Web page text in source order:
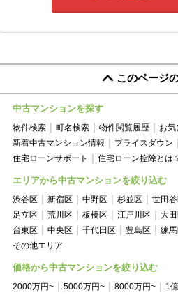
このページ
中古マンションを探す
物件検索 町名検索 物件閲覧履歴
お
新着中古マンション情報
プライスダウン
住宅ローンサポート
住宅ローン控除とは
エリアから中古マンションを絞り込む
渋谷区 新宿区 中野区 杉並区 世田
足立区
荒川区 板橋区 江戸川区 大
台東区
中央区 千代田区 豊島区 練
その他エリア
価格から中古マンションを絞り込む
2000万円~ 5000万円~ 8000万円~ 1